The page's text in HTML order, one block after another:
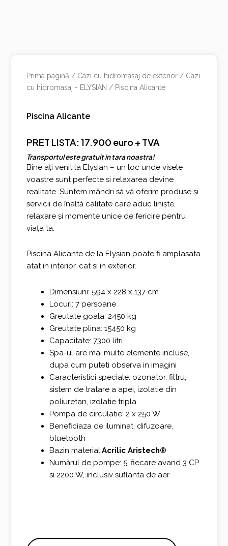
Prima pagină / Cazi cu hidromasaj de exterior / Cazi
cu hidromasaj - ELYSIAN / Piscina Alicante
Piscina Alicante
PRET LISTA: 17.900 euro + TVA
Transportul este gratuit in tara noastra!
Bine ați venit la Elysian – un loc unde visele
voastre sunt perfecte si relaxarea devine
realitate. Suntem mândri să vă oferim produse și
servicii de înaltă calitate care aduc liniște,
relaxare și momente unice de fericire pentru
viața ta.
Piscina Alicante de la Elysian poate fi amplasata
atat in interior, cat si in exterior.
Dimensiuni: 594 x 228 x 137 cm
Locuri: 7 persoane
Greutate goala: 2450 kg
Greutate plina: 15450 kg
Capacitate: 7300 litri
Spa-ul are mai multe elemente incluse,
dupa cum puteti observa in imagini
Caracteristici speciale: ozonator, filtru,
sistem de tratare a apei, izolatie din
poliuretan, izolatie tripla
Pompa de circulatie: 2 x 250 W
Beneficiaza de iluminat, difuzoare,
bluetooth
Bazin material:Acrilic Aristech®
Numărul de pompe: 5, fiecare avand 3 CP
si 2200 W, inclusiv suflanta de aer